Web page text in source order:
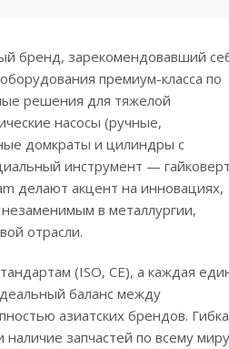
бренд, зарекомендовавший
премиум-класса по
решения для тяжелой
насосы (ручные,
домкраты и цилиндры с
инструмент —
делают акцент на инновациях,
в металлургии,
отрасли.
(ISO, CE), а каждая
баланс между
азиатских брендов.
запчастей по всему